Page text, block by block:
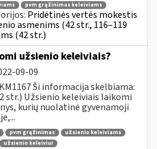
pvm grąžinimas keleiviams
Pridėtinės vertės mokestis
asmenims (42 str., 116–119
(42 str.)
užsienio keleiviais?
09-09
Ši informacija skelbiama:
str.) Užsienio keleiviais laikomi
kurių nuolatinė gyvenamoji
pvm grąžinimas
užsienio keleiviams
užsienio keleiviui